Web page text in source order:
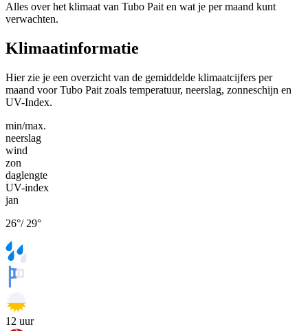
Alles over het klimaat van Tubo Pait en wat je per maand kunt
verwachten.
Klimaatinformatie
Hier zie je een overzicht van de gemiddelde klimaatcijfers per
maand voor Tubo Pait zoals temperatuur, neerslag, zonneschijn en
UV-Index.
min/max.
neerslag
wind
zon
daglengte
UV-index
jan
26°/ 29°
12 uur